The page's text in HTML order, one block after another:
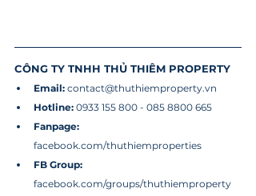
CÔNG TY TNHH THỦ THIÊM PROPERTY
Email: contact@thuthiemproperty.vn
Hotline: 0933 155 800 - 085 8800 665
Fanpage:
facebook.com/thuthiemproperties
FB Group:
facebook.com/groups/thuthiemproperty